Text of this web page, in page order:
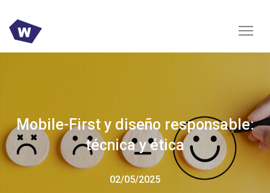
Mobile-First y diseño responsable:
técnica y ética
02/05/2025